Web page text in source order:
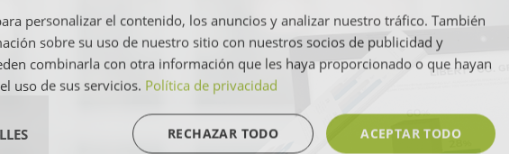
personalizar el contenido, los anuncios y analizar nuestro tráfico. También
sobre su uso de nuestro sitio con nuestros socios de publicidad y
combinarla con otra información que les haya proporcionado o que hayan
uso de sus servicios. Política de privacidad
ACEPTAR TODO
RECHAZAR TODO